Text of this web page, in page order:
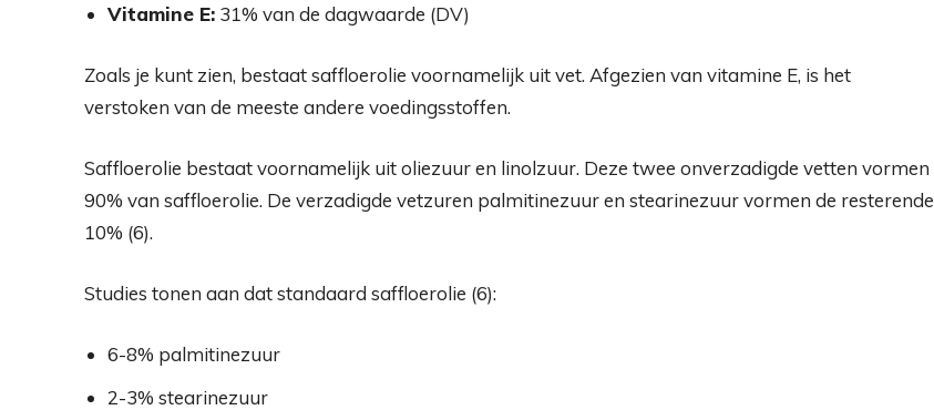
Vitamine E: 31% van de dagwaarde (DV)
Zoals je kunt zien, bestaat saffloerolie voornamelijk uit vet. Afgezien van vitamine E, is het
verstoken van de meeste andere voedingsstoffen.
Saffloerolie bestaat voornamelijk uit oliezuur en linolzuur. Deze twee onverzadigde vetten vormen
90% van saffloerolie. De verzadigde vetzuren palmitinezuur en stearinezuur vormen de resterende
10% (6).
Studies tonen aan dat standaard saffloerolie (6):
6-8% palmitinezuur
2-3% stearinezuur